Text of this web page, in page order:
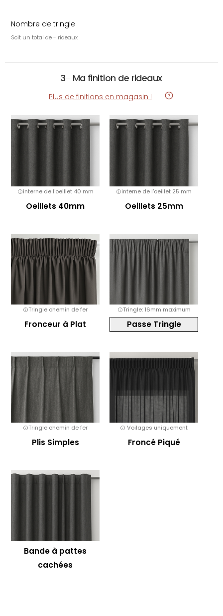
Nombre de tringle
Soit un total de - rideaux
3- Ma finition de rideaux
Plus de finitions en magasin !
interne de l'oeillet 40 mm
Oeillets 40mm
interne de l'oeillet 25 mm
Oeillets 25mm
Tringle chemin de fer
Fronceur à Plat
Tringle: 16mm maximum
Passe Tringle
Tringle chemin de fer
Plis Simples
Voilages uniquement
Froncé Piqué
Bande à pattes
cachées